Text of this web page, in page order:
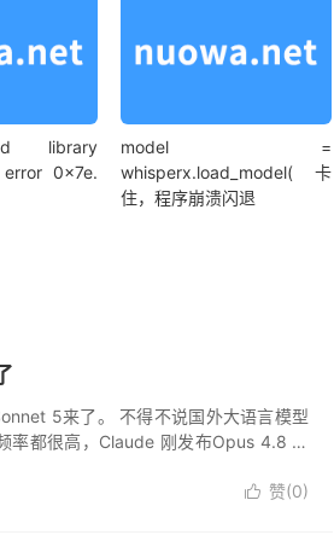
library
0x7e.
model =
whisperx.load_model(卡
住，程序崩溃闪退
5来了。 不得不说国外大语言模型
率都很高，Claude 刚发布Opus 4.8 不
 赞(0)